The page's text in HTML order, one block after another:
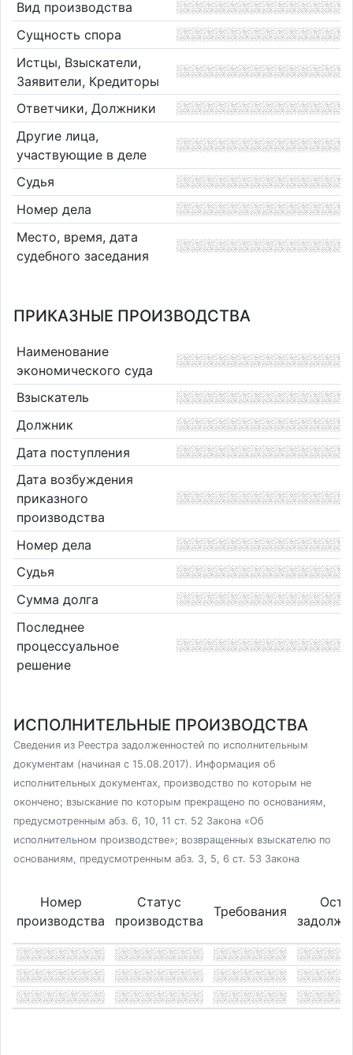
Вид производства
Сущность спора
Истцы, Взыскатели,
Заявители, Кредиторы
Ответчики, Должники
Другие лица,
участвующие в деле
Судья
Номер дела
Место, время, дата
судебного заседания
ПРИКАЗНЫЕ ПРОИЗВОДСТВА
Наименование
экономического суда
Взыскатель
Должник
Дата поступления
Дата возбуждения
приказного
производства
Номер дела
Судья
Сумма долга
Последнее
процессуальное
решение
ИСПОЛНИТЕЛЬНЫЕ ПРОИЗВОДСТВА
Сведения из Реестра задолженностей по исполнительным
документам (начиная с 15.08.2017). Информация об
исполнительных документах, производство по которым не
окончено; взыскание по которым прекращено по основаниям,
предусмотренным абз. 6, 10, 11 ст. 52 Закона «Об
исполнительном производстве»; возвращенных взыскателю по
основаниям, предусмотренным абз. 3, 5, 6 ст. 53 Закона
Номер
производства
Статус
производства
Требования